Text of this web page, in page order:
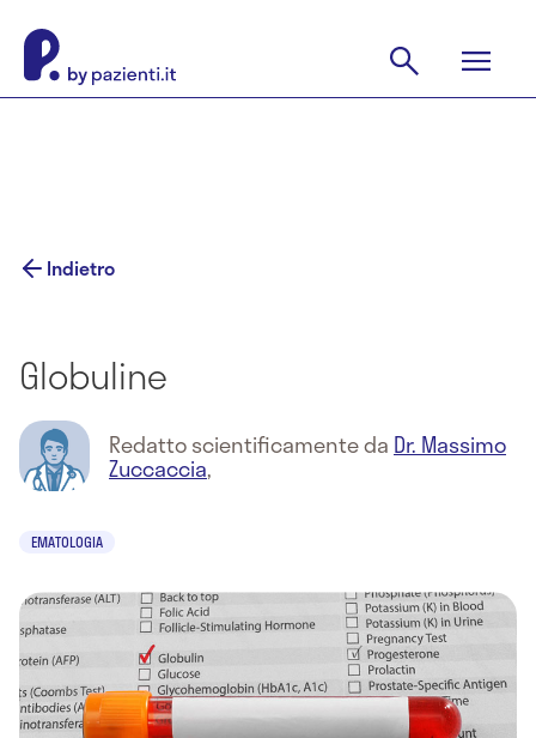
Indietro
Globuline
Redatto scientificamente da Dr. Massimo
Zuccaccia,
EMATOLOGIA